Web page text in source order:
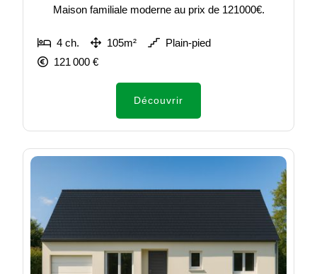
Maison familiale moderne au prix de 121000€.
4 ch. 105m²
Plain-pied
121 000 €
Découvrir